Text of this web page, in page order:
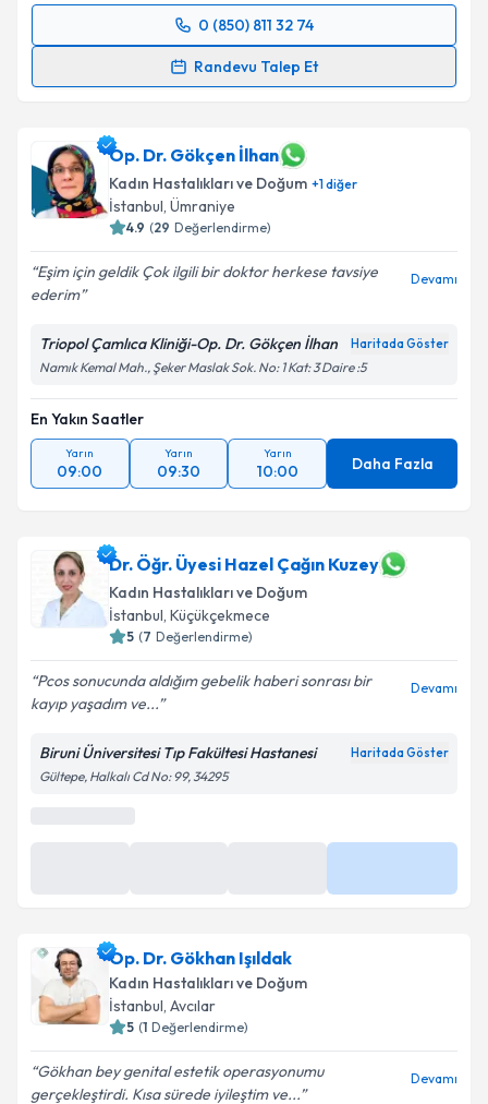
0 (850) 811 32 74
Randevu Talep Et
Randevu Takvimi Talebi
takvim hazırlandığında e-posta ile bilgilendireceğiz.
E-posta Adresiniz
kapsamda işlenmesini kabul ediyorum.
Op. Dr. Gökçen İlhan
Kadın Hastalıkları ve Doğum +1diğer
İstanbul, Ümraniye
4.9 (29 Değerlendirme)
Eşim için geldik Çok ilgili bir doktor herkese tavsiye
ederim
Devamı
Triopol Çamlıca Kliniği-Op. Dr. Gökçen İlhan Haritada Göster
Namık Kemal Mah., Şeker Maslak Sok. No: 1 Kat: 3 Daire :5
En Yakın Saatler
Yarın
09:00
Yarın
09:30
Yarın
10:00 Daha Fazla
Dr. Öğr. Üyesi Hazel Çağın Kuzey
Kadın Hastalıkları ve Doğum
İstanbul, Küçükçekmece
5 (7 Değerlendirme)
Pcos sonucunda aldığım gebelik haberi sonrası bir
kayıp yaşadım ve...
Devamı
Biruni Üniversitesi Tıp Fakültesi Hastanesi Haritada Göster
Gültepe, Halkalı Cd No: 99, 34295
Op. Dr. Gökhan Işıldak
Kadın Hastalıkları ve Doğum
İstanbul, Avcılar
5 (1 Değerlendirme)
Gökhan bey genital estetik operasyonumu
gerçekleştirdi. Kısa sürede iyileştim ve...
Devamı